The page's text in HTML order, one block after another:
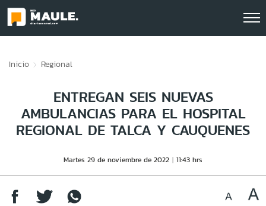
Inicio Regional
ENTREGAN SEIS NUEVAS
AMBULANCIAS PARA EL HOSPITAL
REGIONAL DE TALCA Y CAUQUENES
Martes 29 de noviembre de 2022 11:43 hrs